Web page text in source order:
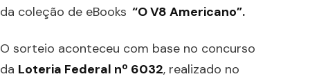
da coleção de eBooks “O V8 Americano”.
O sorteio aconteceu com base no concurso
da Loteria Federal nº 6032, realizado no